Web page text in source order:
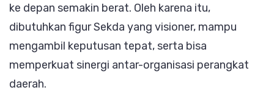
ke depan semakin berat. Oleh karena itu,
dibutuhkan figur Sekda yang visioner, mampu
mengambil keputusan tepat, serta bisa
memperkuat sinergi antar-organisasi perangkat
daerah.